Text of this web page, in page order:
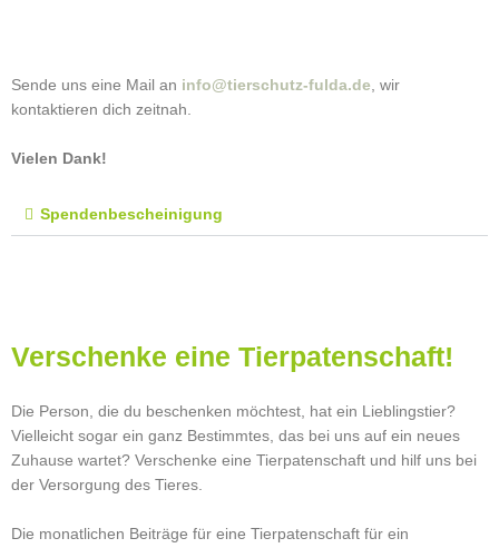
Sende uns eine Mail an info@tierschutz-fulda.de , wir
kontaktieren dich zeitnah.
Vielen Dank!
Spendenbescheinigung
Verschenke eine Tierpatenschaft!
Die Person, die du beschenken möchtest, hat ein Lieblingstier?
Vielleicht sogar ein ganz Bestimmtes, das bei uns auf ein neues
Zuhause wartet? Verschenke eine Tierpatenschaft und hilf uns bei
der Versorgung des Tieres.
Die monatlichen Beiträge für eine Tierpatenschaft für ein